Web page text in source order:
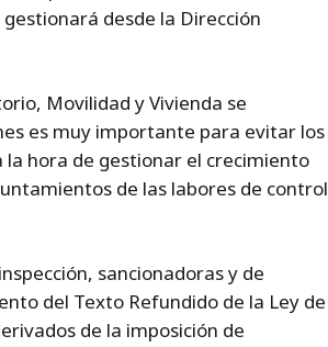
desde la Dirección
Movilidad y Vivienda se
es muy importante para evitar los
hora de gestionar el crecimiento
de las labores de control
sancionadoras y de
del Texto Refundido de la Ley de
de la imposición de